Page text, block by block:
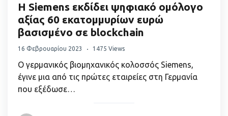
Η Siemens εκδίδει ψηφιακό ομόλογο
αξίας 60 εκατομμυρίων ευρώ
βασισμένο σε blockchain
16 Φεβρουαρίου 2023 1475 Views
Ο γερμανικός βιομηχανικός κολοσσός Siemens,
έγινε μια από τις πρώτες εταιρείες στη Γερμανία
που εξέδωσε…